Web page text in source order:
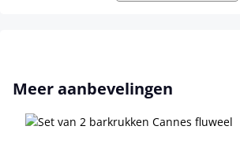
Productgalerij overslaan
Meer aanbevelingen